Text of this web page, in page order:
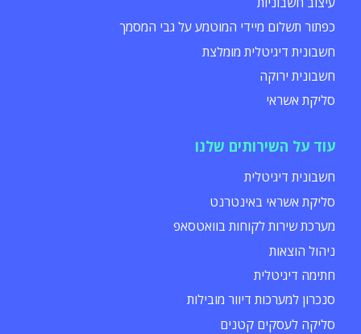
כפתור תשלום מיידי המוטמע על גבי המסמך
חשבונית דיגיטלית מומלצת
חשבונית ירוקה
סליקת אשראי
עוד על השירותים שלנו
חשבונית דיגיטלית
סליקת אשראי באינטרנט
מערכת שירות לקוחות בוואטסאפ
ניהול הוצאות
חתימה דיגיטלית
סנכרון למערכות דיוור מובילות
סליקה לעסקים קטנים